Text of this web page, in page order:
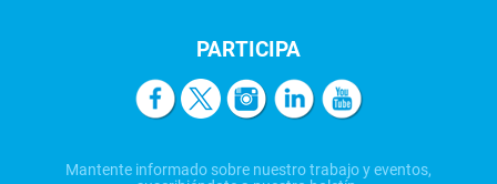
PARTICIPA
Mantente informado sobre nuestro trabajo y eventos,